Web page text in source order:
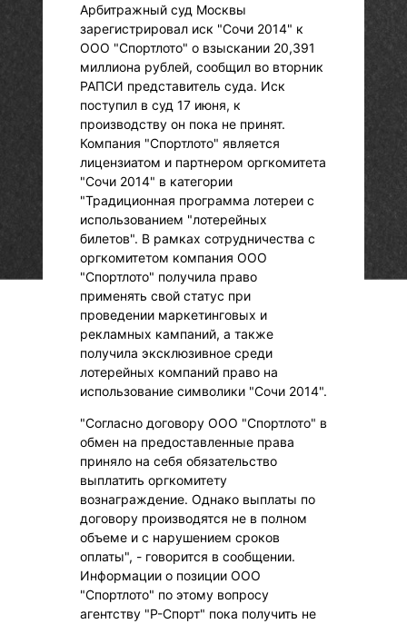
Арбитражный суд Москвы
зарегистрировал иск "Сочи 2014" к
ООО "Спортлото" о взыскании 20,391
миллиона рублей, сообщил во вторник
РАПСИ представитель суда. Иск
поступил в суд 17 июня, к
производству он пока не принят.
Компания "Спортлото" является
лицензиатом и партнером оргкомитета
"Сочи 2014" в категории
"Традиционная программа лотереи с
использованием "лотерейных
билетов". В рамках сотрудничества с
оргкомитетом компания ООО
"Спортлото" получила право
применять свой статус при
проведении маркетинговых и
рекламных кампаний, а также
получила эксклюзивное среди
лотерейных компаний право на
использование символики "Сочи 2014".
"Согласно договору ООО "Спортлото" в
обмен на предоставленные права
приняло на себя обязательство
выплатить оргкомитету
вознаграждение. Однако выплаты по
договору производятся не в полном
объеме и с нарушением сроков
оплаты", - говорится в сообщении.
Информации о позиции ООО
"Спортлото" по этому вопросу
агентству "Р-Спорт" пока получить не